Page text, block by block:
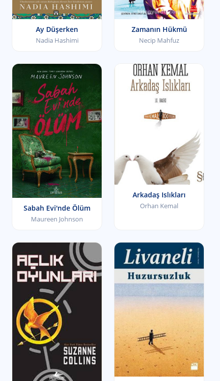
Ay Düşerken
Nadia Hashimi
Zamanın Hükmü
Necip Mahfuz
Sabah Evi'nde Ölüm
Maureen Johnson
Arkadaş Islıkları
Orhan Kemal